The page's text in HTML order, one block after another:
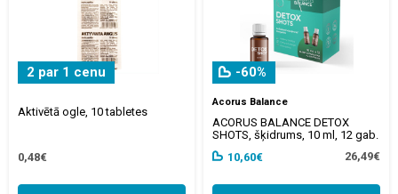
2 par 1 cenu
Aktivētā ogle, 10 tabletes
0,48€
-60%
Acorus Balance
ACORUS BALANCE DETOX
SHOTS, šķidrums, 10 ml, 12 gab.
10,60€
26,49€